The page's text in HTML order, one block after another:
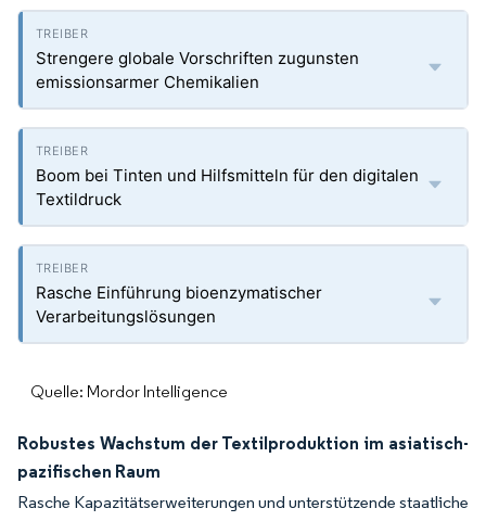
Strengere globale Vorschriften zugunsten
emissionsarmer Chemikalien
Boom bei Tinten und Hilfsmitteln für den digitalen
Textildruck
Rasche Einführung bioenzymatischer
Verarbeitungslösungen
Quelle: Mordor Intelligence
Robustes Wachstum der Textilproduktion im asiatisch-
pazifischen Raum
Rasche Kapazitätserweiterungen und unterstützende staatliche